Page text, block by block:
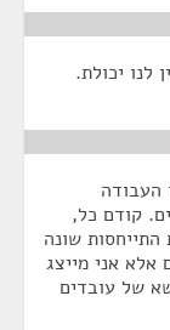
לנו יכולת.
העבודה
קודם כל,
שונה
אלא אני מייצג
של עובדים